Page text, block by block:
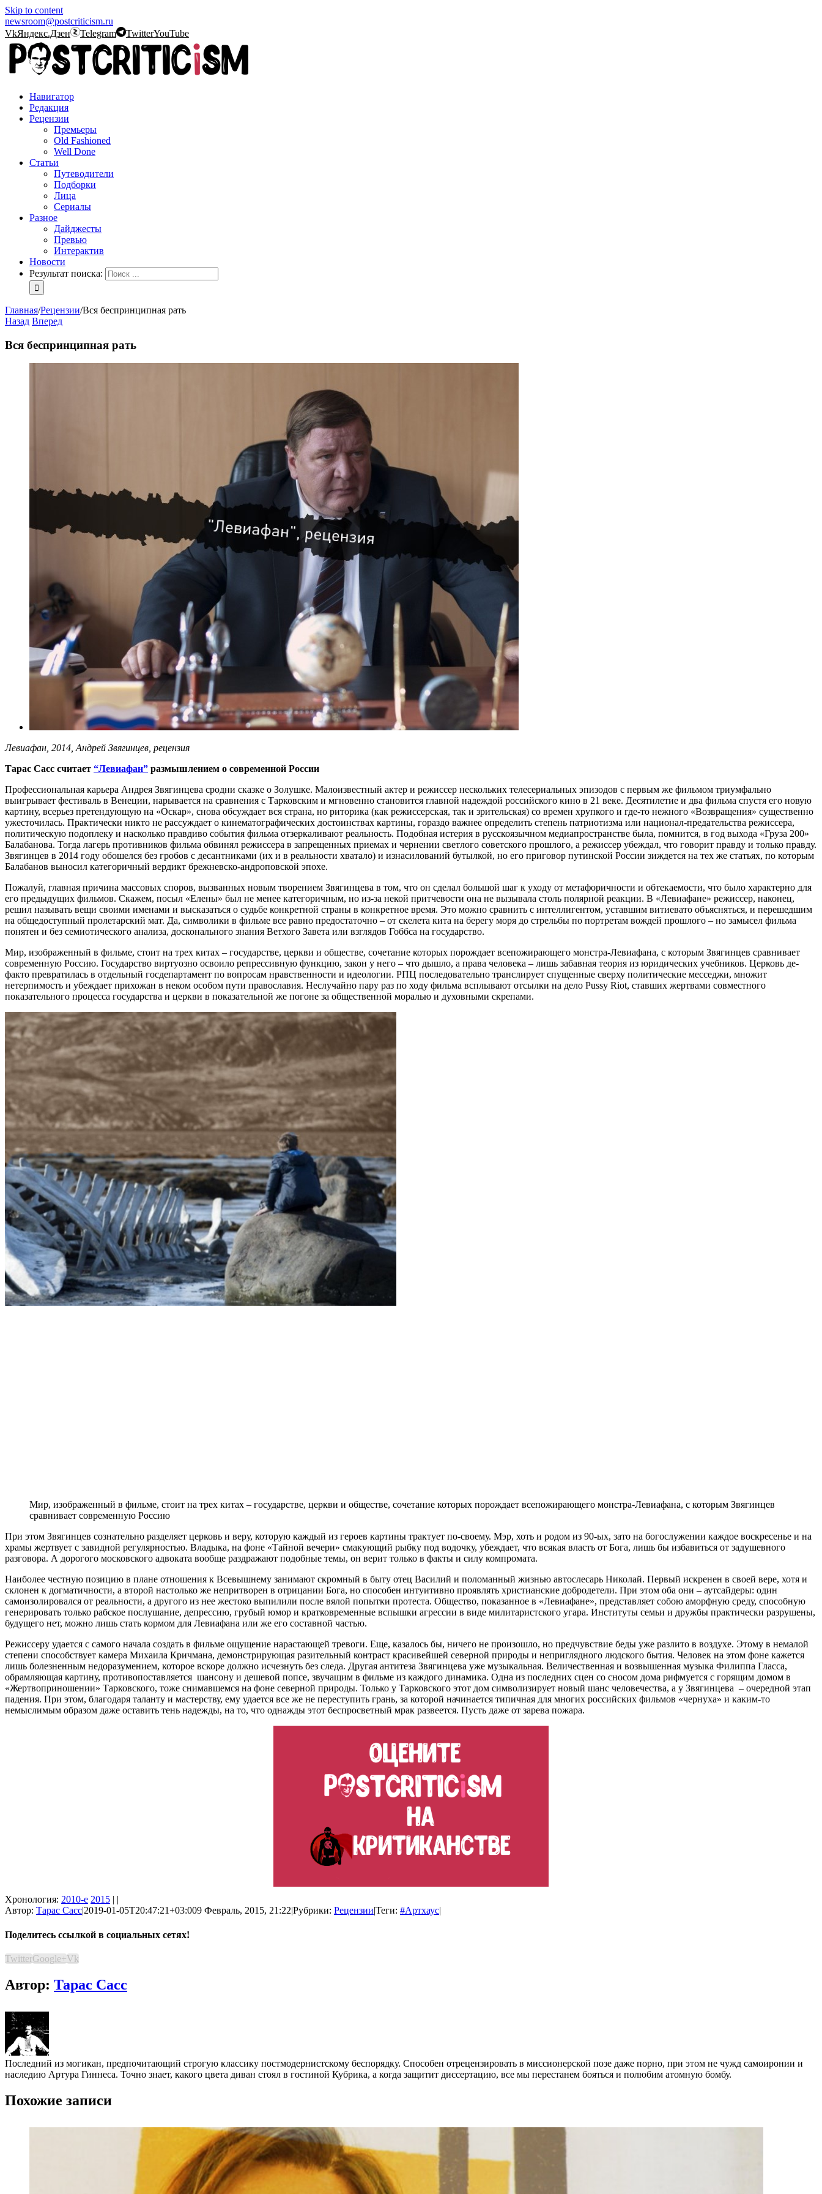
Skip to content
newsroom@postcriticism.ru
VkЯндекс.Дзен Telegram TwitterYouTube
Навигатор
Редакция
Рецензии
Премьеры
Old Fashioned
Well Done
Статьи
Путеводители
Подборки
Лица
Сериалы
Разное
Дайджесты
Превью
Интерактив
Новости
Результат поиска:
Главная/Рецензии/Вся беспринципная рать
Назад Вперед
Вся беспринципная рать
Левиафан, 2014, Андрей Звягинцев, рецензия
Тарас Сасс считает “Левиафан” размышлением о современной России
Профессиональная карьера Андрея Звягинцева сродни сказке о Золушке. Малоизвестный актер и режиссер нескольких телесериальных эпизодов с первым же фильмом триумфально
выигрывает фестиваль в Венеции, нарывается на сравнения с Тарковским и мгновенно становится главной надеждой российского кино в 21 веке. Десятилетие и два фильма спустя его новую
картину, всерьез претендующую на «Оскар», снова обсуждает вся страна, но риторика (как режиссерская, так и зрительская) со времен хрупкого и где-то нежного «Возвращения» существенно
ужесточилась. Практически никто не рассуждает о кинематографических достоинствах картины, гораздо важнее определить степень патриотизма или национал-предательства режиссера,
политическую подоплеку и насколько правдиво события фильма отзеркаливают реальность. Подобная истерия в русскоязычном медиапространстве была, помнится, в год выхода «Груза 200»
Балабанова. Тогда лагерь противников фильма обвинял режиссера в запрещенных приемах и чернении светлого советского прошлого, а режиссер убеждал, что говорит правду и только правду.
Звягинцев в 2014 году обошелся без гробов с десантниками (их и в реальности хватало) и изнасилований бутылкой, но его приговор путинской России зиждется на тех же статьях, по которым
Балабанов выносил категоричный вердикт брежневско-андроповской эпохе.
Пожалуй, главная причина массовых споров, вызванных новым творением Звягинцева в том, что он сделал большой шаг к уходу от метафоричности и обтекаемости, что было характерно для
его предыдущих фильмов. Скажем, посыл «Елены» был не менее категоричным, но из-за некой притчевости она не вызывала столь полярной реакции. В «Левиафане» режиссер, наконец,
решил называть вещи своими именами и высказаться о судьбе конкретной страны в конкретное время. Это можно сравнить с интеллигентом, уставшим витиевато объясняться, и перешедшим
на общедоступный пролетарский мат. Да, символики в фильме все равно предостаточно – от скелета кита на берегу моря до стрельбы по портретам вождей прошлого – но замысел фильма
понятен и без семиотического анализа, досконального знания Ветхого Завета или взглядов Гоббса на государство.
Мир, изображенный в фильме, стоит на трех китах – государстве, церкви и обществе, сочетание которых порождает всепожирающего монстра-Левиафана, с которым Звягинцев сравнивает
современную Россию. Государство виртуозно освоило репрессивную функцию, закон у него – что дышло, а права человека – лишь забавная теория из юридических учебников. Церковь де-
факто превратилась в отдельный госдепартамент по вопросам нравственности и идеологии. РПЦ последовательно транслирует спущенные сверху политические месседжи, множит
нетерпимость и убеждает прихожан в неком особом пути православия. Неслучайно пару раз по ходу фильма всплывают отсылки на дело Pussy Riot, ставших жертвами совместного
показательного процесса государства и церкви в показательной же погоне за общественной моралью и духовными скрепами.
Мир, изображенный в фильме, стоит на трех китах – государстве, церкви и обществе, сочетание которых порождает всепожирающего монстра-Левиафана, с которым Звягинцев
сравнивает современную Россию
При этом Звягинцев сознательно разделяет церковь и веру, которую каждый из героев картины трактует по-своему. Мэр, хоть и родом из 90-ых, зато на богослужении каждое воскресенье и на
храмы жертвует с завидной регулярностью. Владыка, на фоне «Тайной вечери» смакующий рыбку под водочку, убеждает, что всякая власть от Бога, лишь бы избавиться от задушевного
разговора. А дорогого московского адвоката вообще раздражают подобные темы, он верит только в факты и силу компромата.
Наиболее честную позицию в плане отношения к Всевышнему занимают скромный в быту отец Василий и поломанный жизнью автослесарь Николай. Первый искренен в своей вере, хотя и
склонен к догматичности, а второй настолько же непритворен в отрицании Бога, но способен интуитивно проявлять христианские добродетели. При этом оба они – аутсайдеры: один
самоизолировался от реальности, а другого из нее жестоко выпилили после вялой попытки протеста. Общество, показанное в «Левиафане», представляет собою аморфную среду, способную
генерировать только рабское послушание, депрессию, грубый юмор и кратковременные вспышки агрессии в виде милитаристского угара. Институты семьи и дружбы практически разрушены,
будущего нет, можно лишь стать кормом для Левиафана или же его составной частью.
Режиссеру удается с самого начала создать в фильме ощущение нарастающей тревоги. Еще, казалось бы, ничего не произошло, но предчувствие беды уже разлито в воздухе. Этому в немалой
степени способствует камера Михаила Кричмана, демонстрирующая разительный контраст красивейшей северной природы и неприглядного людского бытия. Человек на этом фоне кажется
лишь болезненным недоразумением, которое вскоре должно исчезнуть без следа. Другая антитеза Звягинцева уже музыкальная. Величественная и возвышенная музыка Филиппа Гласса,
обрамляющая картину, противопоставляется шансону и дешевой попсе, звучащим в фильме из каждого динамика. Одна из последних сцен со сносом дома рифмуется с горящим домом в
«Жертвоприношении» Тарковского, тоже снимавшемся на фоне северной природы. Только у Тарковского этот дом символизирует новый шанс человечества, а у Звягинцева – очередной этап
падения. При этом, благодаря таланту и мастерству, ему удается все же не переступить грань, за которой начинается типичная для многих российских фильмов «чернуха» и каким-то
немыслимым образом даже оставить тень надежды, на то, что однажды этот беспросветный мрак развеется. Пусть даже от зарева пожара.
Хронология: 2010-е 2015 | |
Автор: Тарас Сасс|2019-01-05T20:47:21+03:009 Февраль, 2015, 21:22|Рубрики: Рецензии|Теги: #Артхаус|
Поделитесь ссылкой в социальных сетях!
TwitterGoogle+Vk
Автор: Тарас Сасс
Последний из могикан, предпочитающий строгую классику постмодернистскому беспорядку. Способен отрецензировать в миссионерской позе даже порно, при этом не чужд самоиронии и
наследию Артура Гиннеса. Точно знает, какого цвета диван стоял в гостиной Кубрика, а когда защитит диссертацию, все мы перестанем бояться и полюбим атомную бомбу.
Похожие записи